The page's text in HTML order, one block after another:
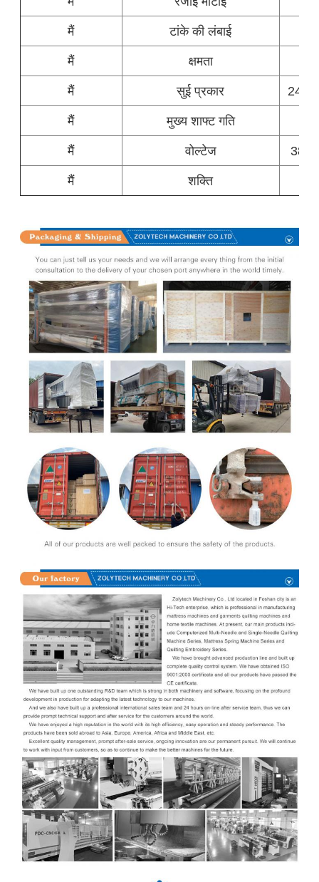
मैं
टांके की लंबाई
मैं
क्षमता
मैं
सुई प्रकार
24/
मैं
मुख्य शाफ्ट गति
मैं
वोल्टेज
मैं
शक्ति